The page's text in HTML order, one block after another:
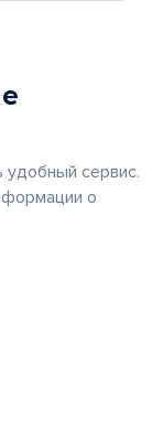
сервис.
о